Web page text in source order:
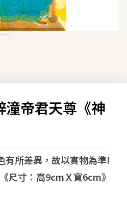
潼帝君天尊《神
有所差異，故以實物為準!
尺寸：高9cmＸ寬6cm》